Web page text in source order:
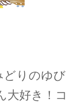
どりのゆび
大好き！コ